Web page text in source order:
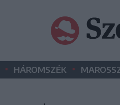
• HÁROMSZÉK •